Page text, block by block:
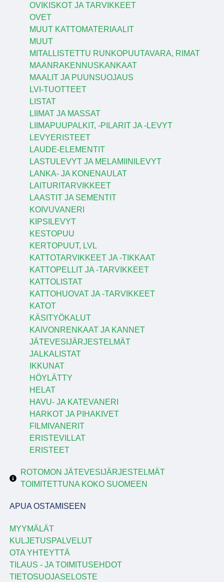
OVIKISKOT JA TARVIKKEET
OVET
MUUT KATTOMATERIAALIT
MUUT
MITALLISTETTU RUNKOPUUTAVARA, RIMAT
MAANRAKENNUSKANKAAT
MAALIT JA PUUNSUOJAUS
LVI-TUOTTEET
LISTAT
LIIMAT JA MASSAT
LIIMAPUUPALKIT, -PILARIT JA -LEVYT
LEVYERISTEET
LAUDE-ELEMENTIT
LASTULEVYT JA MELAMIINILEVYT
LANKA- JA KONENAULAT
LAITURITARVIKKEET
LAASTIT JA SEMENTIT
KOIVUVANERI
KIPSILEVYT
KESTOPUU
KERTOPUUT, LVL
KATTOTARVIKKEET JA -TIKKAAT
KATTOPELLIT JA -TARVIKKEET
KATTOLISTAT
KATTOHUOVAT JA -TARVIKKEET
KATOT
KÄSITYÖKALUT
KAIVONRENKAAT JA KANNET
JÄTEVESIJÄRJESTELMÄT
JALKALISTAT
IKKUNAT
HÖYLÄTTY
HELAT
HAVU- JA KATEVANERI
HARKOT JA PIHAKIVET
FILMIVANERIT
ERISTEVILLAT
ERISTEET
ROTOMON JÄTEVESIJÄRJESTELMÄT
TOIMITETTUNA KOKO SUOMEEN
APUA OSTAMISEEN
MYYMÄLÄT
KULJETUSPALVELUT
OTA YHTEYTTÄ
TILAUS - JA TOIMITUSEHDOT
TIETOSUOJASELOSTE